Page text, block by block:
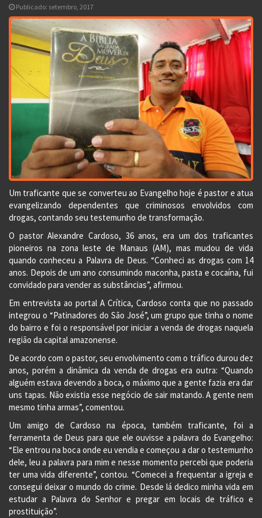
Publicado: setembro, 2017
Um traficante que se converteu ao Evangelho hoje é pastor e atua
evangelizando dependentes que criminosos envolvidos com
drogas, contando seu testemunho de transformação.
O pastor Alexandre Cardoso, 36 anos, era um dos traficantes
pioneiros na zona leste de Manaus (AM), mas mudou de vida
quando conheceu a Palavra de Deus. “Conheci as drogas com 14
anos. Depois de um ano consumindo maconha, pasta e cocaína, fui
convidado para vender as substâncias”, afirmou.
Em entrevista ao portal A Crítica, Cardoso conta que no passado
integrou o “Patinadores do São José”, um grupo que tinha o nome
do bairro e foi o responsável por iniciar a venda de drogas naquela
região da capital amazonense.
De acordo com o pastor, seu envolvimento com o tráfico durou dez
anos, porém a dinâmica da venda de drogas era outra: “Quando
alguém estava devendo a boca, o máximo que a gente fazia era dar
uns tapas. Não existia esse negócio de sair matando. A gente nem
mesmo tinha armas”, comentou.
Um amigo de Cardoso na época, também traficante, foi a
ferramenta de Deus para que ele ouvisse a palavra do Evangelho:
“Ele entrou na boca onde eu vendia e começou a dar o testemunho
dele, leu a palavra para mim e nesse momento percebi que poderia
ter uma vida diferente”, contou. “Comecei a frequentar a igreja e
consegui deixar o mundo do crime. Desde lá dedico minha vida em
estudar a Palavra do Senhor e pregar em locais de tráfico e
prostituição”.